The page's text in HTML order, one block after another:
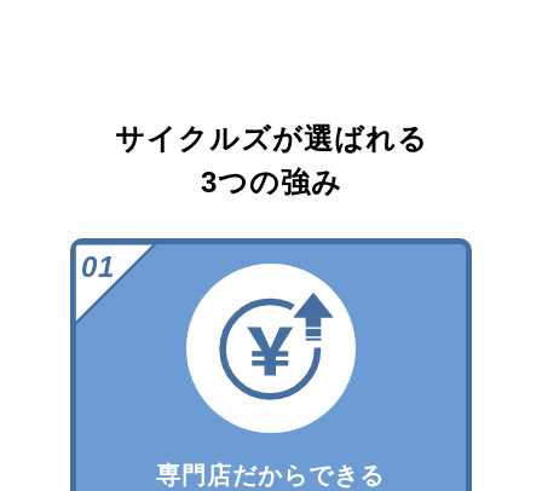
サイクルズが選ばれる
3つの強み
専門店だからできる